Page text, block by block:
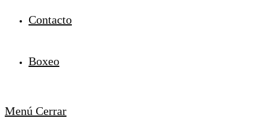
Contacto
Boxeo
Menú Cerrar